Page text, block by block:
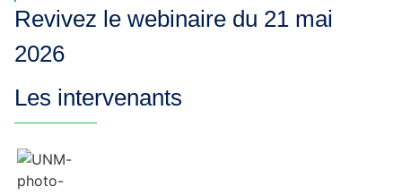
Revivez le webinaire du 21 mai
2026
Les intervenants